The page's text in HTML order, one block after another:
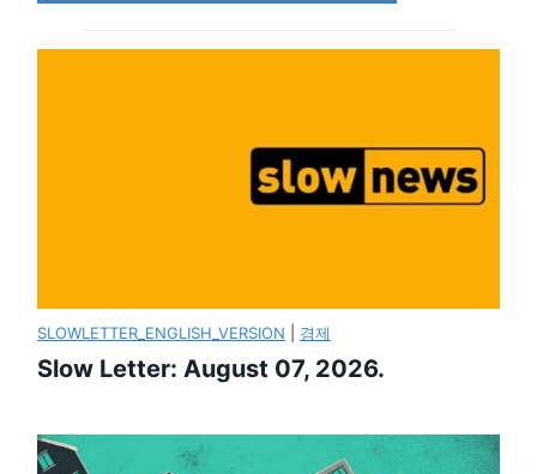
SLOWLETTER_ENGLISH_VERSION 경제
Slow Letter: August 07, 2026.